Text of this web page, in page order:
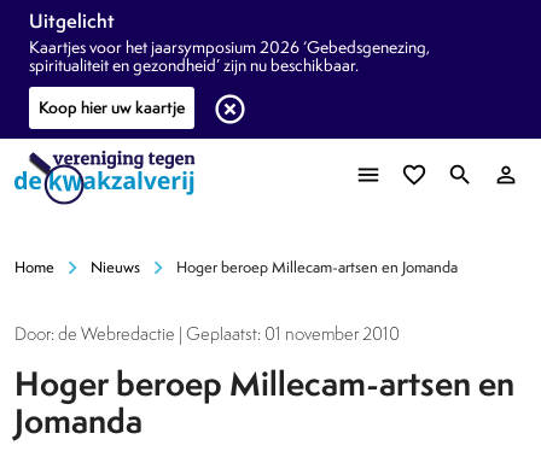
Uitgelicht
Kaartjes voor het jaarsymposium 2026 ‘Gebedsgenezing,
spiritualiteit en gezondheid’ zijn nu beschikbaar.
Koop hier uw kaartje
highlight_off
menu favorite_border search person_outline
Home chevron_right Nieuws chevron_right Hoger beroep Millecam-artsen en Jomanda
Door: de Webredactie | Geplaatst: 01 november 2010
Hoger beroep Millecam-artsen en
Jomanda